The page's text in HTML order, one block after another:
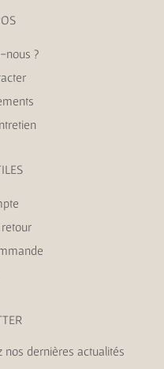
nous ?
nos dernières actualités